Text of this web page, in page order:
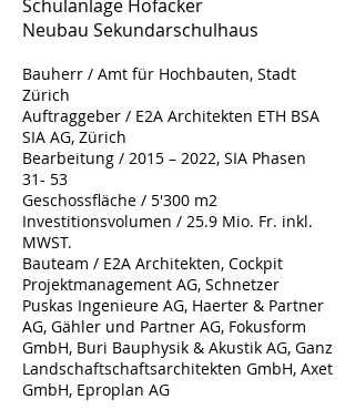
Schulanlage Hofacker
Neubau Sekundarschulhaus
Bauherr / Amt für Hochbauten, Stadt
Zürich
Auftraggeber / E2A Architekten ETH BSA
SIA AG, Zürich
Bearbeitung / 2015 – 2022, SIA Phasen
31- 53
Geschossfläche / 5'300 m2
Investitionsvolumen / 25.9 Mio. Fr. inkl.
MWST.
Bauteam / E2A Architekten, Cockpit
Projektmanagement AG, Schnetzer
Puskas Ingenieure AG, Haerter & Partner
AG, Gähler und Partner AG, Fokusform
GmbH, Buri Bauphysik & Akustik AG, Ganz
Landschaftschaftsarchitekten GmbH, Axet
GmbH, Eproplan AG